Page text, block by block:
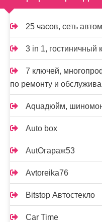
25 часов, сеть
3 in 1, гостиничный
7 ключей,
по ремонту и
Aquaдюйм,
Auto box
AutOгараж53
Avtoreika76
Bitstop Автостекло
Car Time